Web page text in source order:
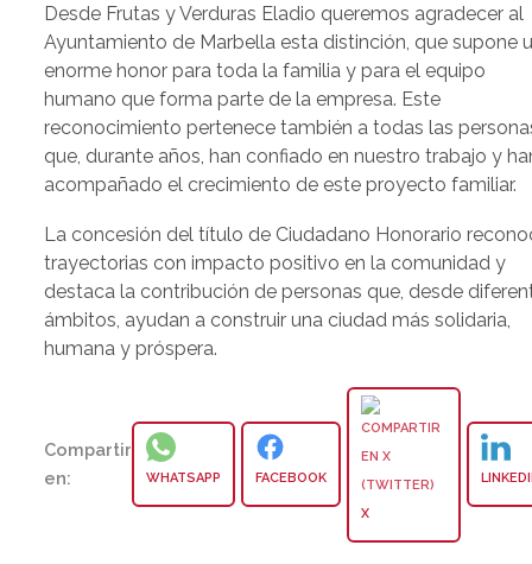
Desde Frutas y Verduras Eladio queremos agradecer al
Ayuntamiento de Marbella esta distinción, que supone
enorme honor para toda la familia y para el equipo
humano que forma parte de la empresa. Este
reconocimiento pertenece también a todas las
que, durante años, han confiado en nuestro trabajo y
acompañado el crecimiento de este proyecto familiar.
La concesión del título de Ciudadano Honorario
trayectorias con impacto positivo en la comunidad y
destaca la contribución de personas que, desde
ámbitos, ayudan a construir una ciudad más solidaria,
humana y próspera.
Compartir
en:
WHATSAPP FACEBOOK
X